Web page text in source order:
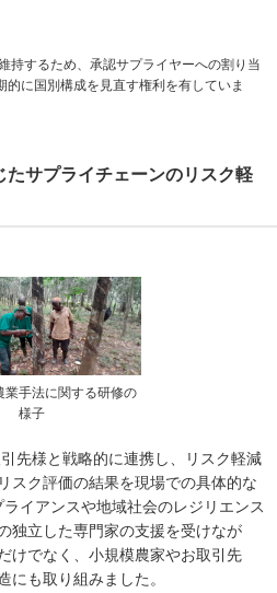
持するため、承認サプライヤーへの割り当
に国別構成を見直す権利を有していま
たサプライチェーンのリスク軽
業手法に関する研修の
様子
先様と戦略的に連携し、リスク軽減
スク評価の結果を現場での具体的な
イアンスや地域社会のレジリエンス
独立した専門家の支援を受けなが
けでなく、小規模農家やお取引先
にも取り組みました。